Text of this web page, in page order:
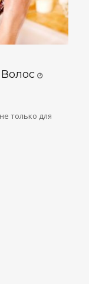
только для